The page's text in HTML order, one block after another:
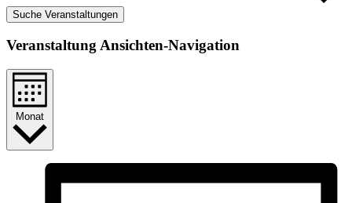
Suche Veranstaltungen
Veranstaltung Ansichten-Navigation
Monat